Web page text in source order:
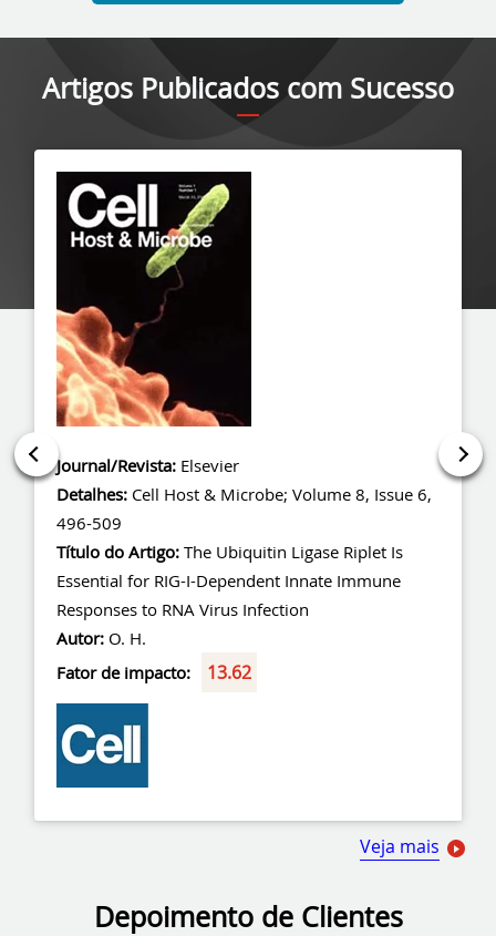
Artigos Publicados com Sucesso
Elsevier
Host & Microbe; Volume 8, Issue 6,
The Ubiquitin Ligase Riplet Is
RIG-I-Dependent Innate Immune
to RNA Virus Infection
13.62
Journal/Revista:
Society
Volume
Título do Artigo:
Veja mais
Depoimento de Clientes